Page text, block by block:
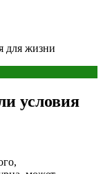
для жизни
условия